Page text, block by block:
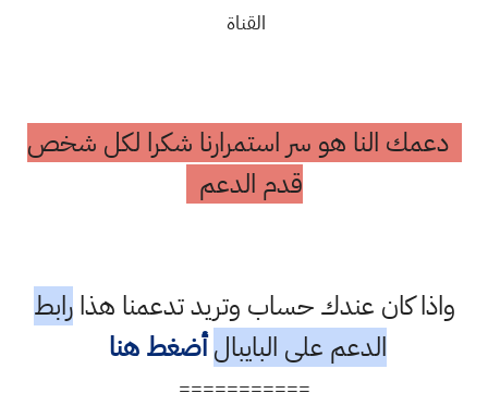
القناة
دعمك النا هو سر استمرارنا شكرا لكل شخص
قدم الدعم
واذا كان عندك حساب وتريد تدعمنا هذارابط
الدعم على البايبال أضغط هنا
===========